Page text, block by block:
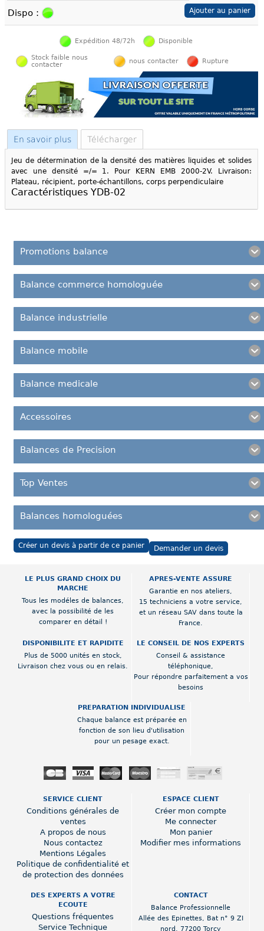
Dispo :
Expédition 48/72h Disponible
Stock faible nous
contacter
nous contacter Rupture
En savoir plus Télécharger
Jeu de détermination de la densité des matières liquides et solides
avec une densité =/= 1. Pour KERN EMB 2000-2V. Livraison:
Plateau, récipient, porte-échantillons, corps perpendiculaire
Caractéristiques YDB-02
Promotions balance
Balance commerce homologuée
Balance industrielle
Balance mobile
Balance medicale
Accessoires
Balances de Precision
Top Ventes
Balances homologuées
Créer un devis à partir de ce panier Demander un devis
LE PLUS GRAND CHOIX DU
MARCHE
Tous les modéles de balances,
avec la possibilité de les
comparer en détail !
APRES-VENTE ASSURE
Garantie en nos ateliers,
15 techniciens a votre service,
et un réseau SAV dans toute la
France.
DISPONIBILITE ET RAPIDITE
Plus de 5000 unités en stock,
Livraison chez vous ou en relais.
LE CONSEIL DE NOS EXPERTS
Conseil & assistance
téléphonique,
Pour répondre parfaitement a vos
besoins
PREPARATION INDIVIDUALISE
Chaque balance est préparée en
fonction de son lieu d'utilisation
pour un pesage exact.
SERVICE CLIENT
Conditions générales de
ventes
A propos de nous
Nous contactez
Mentions Légales
Politique de confidentialité et
de protection des données
ESPACE CLIENT
Créer mon compte
Me connecter
Mon panier
Modifier mes informations
DES EXPERTS A VOTRE
ECOUTE
Questions fréquentes
Service Technique
CONTACT
Balance Professionnelle
Allée des Epinettes, Bat n° 9 ZI
nord , 77200 Torcy